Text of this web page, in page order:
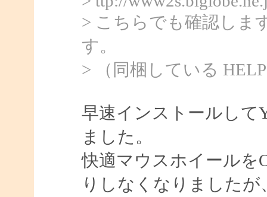
> こちらでも確認しま
す。
> （同梱している
早速インストールして
ました。
快適マウスホイールを
りしなくなりました